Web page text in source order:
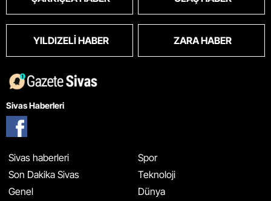
YILDIZELI HABER ZARA HABER
Sivas Haberleri
Sivas haberleri
Son Dakika Sivas
Genel
Spor
Teknoloji
Dünya